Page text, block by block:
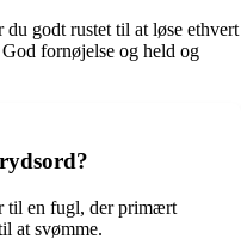
godt rustet til at løse ethvert
fornøjelse og held og
til en fugl, der primært
at svømme.